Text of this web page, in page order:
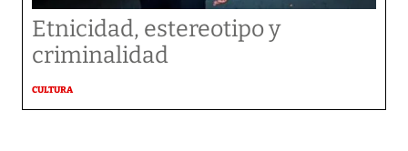
Etnicidad, estereotipo y
criminalidad
CULTURA